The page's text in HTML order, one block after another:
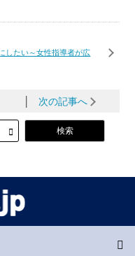
したい～女性指導者が広
次の記事へ